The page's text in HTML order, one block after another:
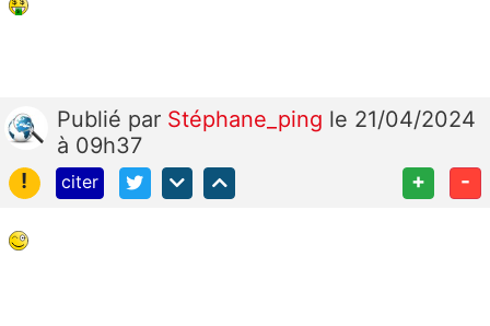
Publié par Stéphane_ping le 21/04/2024
à 09h37
!
citer + -